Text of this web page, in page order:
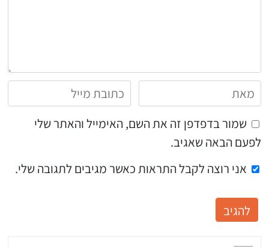
שמור בדפדפן זה את השם, האימייל והאתר שלי
לפעם הבאה שאגיב.
אני רוצה לקבל התראות כאשר מגיבים לתגובה שלי.